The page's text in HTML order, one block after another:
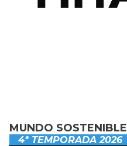
MUNDO SOSTENIBLE
4ª TEMPORADA 2026